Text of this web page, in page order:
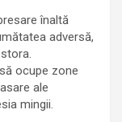
înaltă
adversă,
ocupe zone
ale
mingii.